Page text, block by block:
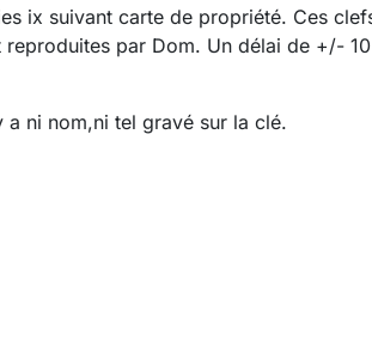
ix suivant carte de propriété. Ces
par Dom. Un délai de +/- 10
ni nom,ni tel gravé sur la clé.